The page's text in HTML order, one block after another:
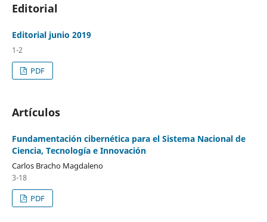
Editorial
Editorial junio 2019
1-2
PDF
Artículos
Fundamentación cibernética para el Sistema Nacional de
Ciencia, Tecnología e Innovación
Carlos Bracho Magdaleno
3-18
PDF